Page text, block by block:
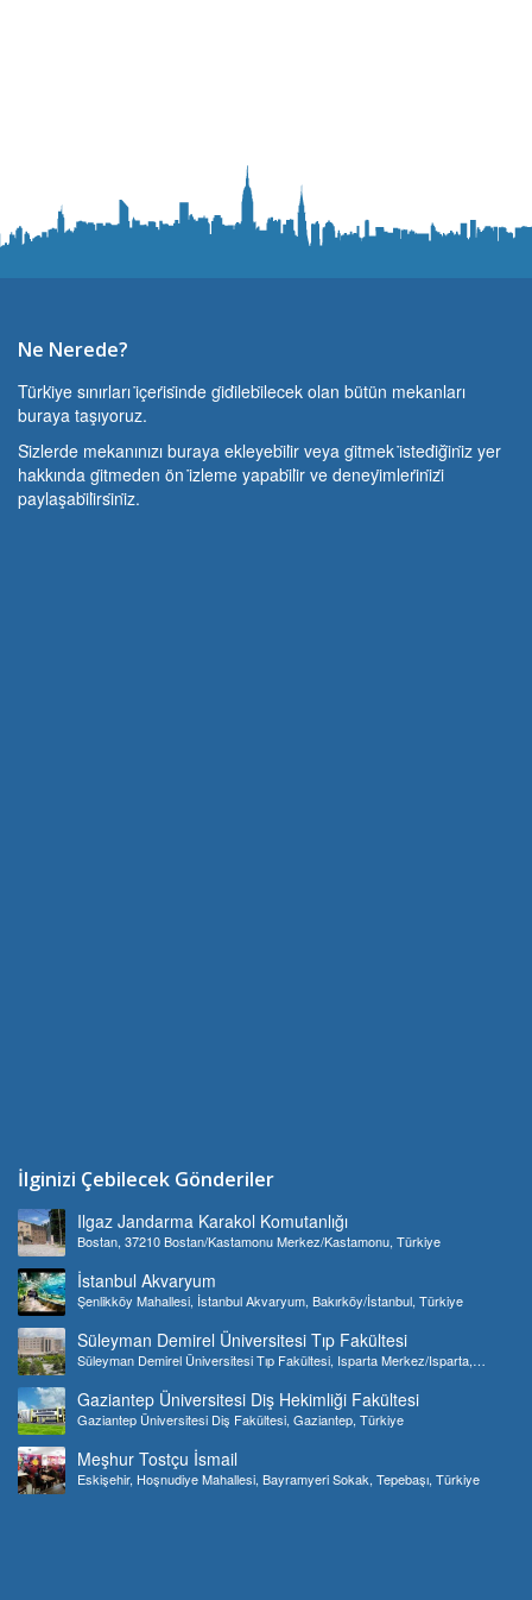
Ne Nerede?
Türki̇ye sınırları i̇çeri̇si̇nde gi̇di̇lebi̇lecek olan bütün mekanları
buraya taşıyoruz.
Si̇zlerde mekanınızı buraya ekleyebi̇li̇r veya gi̇tmek i̇stedi̇ği̇ni̇z yer
hakkında gi̇tmeden ön i̇zleme yapabi̇li̇r ve deneyi̇mleri̇ni̇zi̇
paylaşabi̇li̇rsi̇ni̇z.
İlginizi Çebilecek Gönderiler
Ilgaz Jandarma Karakol Komutanlığı
Bostan, 37210 Bostan/Kastamonu Merkez/Kastamonu, Türkiye
İstanbul Akvaryum
Şenlikköy Mahallesi, İstanbul Akvaryum, Bakırköy/İstanbul, Türkiye
Süleyman Demirel Üniversitesi Tıp Fakültesi
Süleyman Demirel Üniversitesi Tıp Fakültesi, Isparta Merkez/Isparta,
Gaziantep Üniversitesi Diş Hekimliği Fakültesi
Gaziantep Üniversitesi Diş Fakültesi, Gaziantep, Türkiye
Meşhur Tostçu İsmail
Eskişehir, Hoşnudiye Mahallesi, Bayramyeri Sokak, Tepebaşı, Türkiye